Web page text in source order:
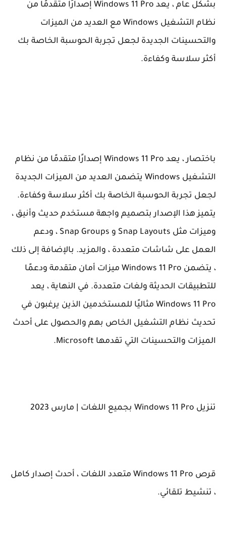
بشكل عام ، يعد Windows 11 Pro إصدارًا متقدمًا من
نظام التشغيل Windows مع العديد من الميزات
والتحسينات الجديدة لجعل تجربة الحوسبة الخاصة بك
أكثر سلاسة وكفاءة.
باختصار ، يعد Windows 11 Pro إصدارًا متقدمًا من نظام
التشغيل Windows يتضمن العديد من الميزات الجديدة
لجعل تجربة الحوسبة الخاصة بك أكثر سلاسة وكفاءة.
يتميز هذا الإصدار بتصميم واجهة مستخدم حديث وأنيق ،
وميزات مثل Snap Layouts و Snap Groups ، ودعم
العمل على شاشات متعددة ، والمزيد. بالإضافة إلى ذلك
، يتضمن Windows 11 Pro ميزات أمان متقدمة ودعمًا
للتطبيقات الحديثة ولغات متعددة. في النهاية ، يعد
Windows 11 Pro مثاليًا للمستخدمين الذين يرغبون في
تحديث نظام التشغيل الخاص بهم والحصول على أحدث
الميزات والتحسينات التي تقدمها Microsoft.
تنزيل Windows 11 Pro بجميع اللغات | مارس 2023
قرص Windows 11 Pro متعدد اللغات ، أحدث إصدار كامل
، تنشيط تلقائي.